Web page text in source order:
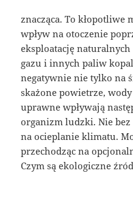
znacząca. To kłopotliwe
wpływ na otoczenie
eksploatację
gazu i innych paliw
negatywnie nie tylko na
skażone powietrze,
uprawne wpływają
organizm ludzki. Nie bez
na ocieplanie klimatu.
przechodząc na
Czym są ekologiczne